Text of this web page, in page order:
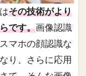
その技術がより
です。画像認識
マホの顔認識な
り、さらに応用